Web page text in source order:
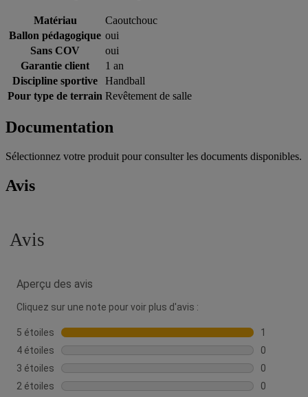
Matériau
Caoutchouc
Ballon pédagogique oui
Sans COV
oui
Garantie client
1 an
Discipline sportive
Handball
Pour type de terrain Revêtement de salle
Documentation
Sélectionnez votre produit pour consulter les documents disponibles.
Avis